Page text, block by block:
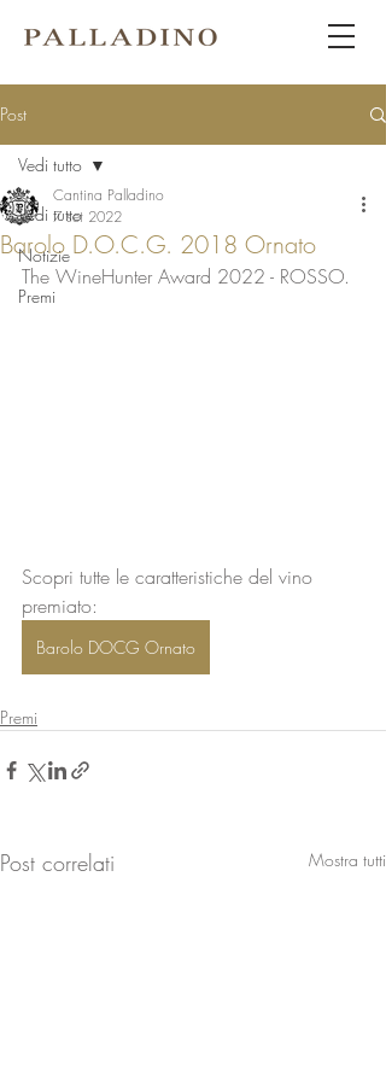
Post
Vedi tutto
Notizie
Premi
Vedi tutto
Barolo D.O.C.G. 2018 Ornato
Cantina Palladino
7 set 2022
The WineHunter Award 2022 - ROSSO.
Scopri tutte le caratteristiche del vino
premiato:
Barolo DOCG Ornato
Premi
Post correlati Mostra tutti